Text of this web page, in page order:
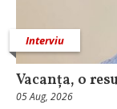
Interviu
Vacanța, o
05 Aug, 2026